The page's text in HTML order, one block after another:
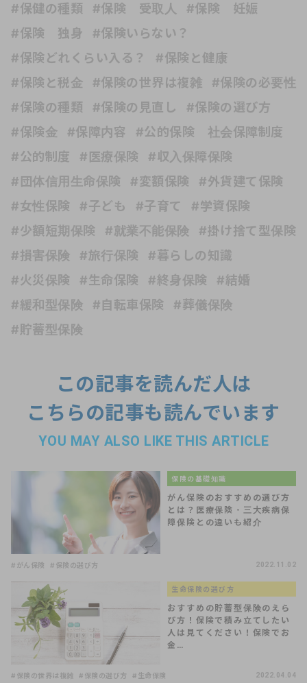
#保健の種類
#保険 受取人
#保険 妊娠
#保険 独身
#保険いらない？
#保険どれくらい入る？
#保険と健康
#保険と税金
#保険の世界は複雑
#保険の必要性
#保険の種類
#保険の見直し
#保険の選び方
#保険金
#保障内容
#公的保険 社会保障制度
#公的制度
#医療保険
#収入保障保険
#団体信用生命保険
#変額保険
#外貨建て保険
#女性保険
#子ども #子育て
#学資保険
#少額短期保険
#就業不能保険
#掛け捨て型保険
#損害保険
#旅行保険
#暮らしの知識
#火災保険
#生命保険 #終身保険
#結婚
#緩和型保険
#自転車保険
#葬儀保険
#貯蓄型保険
この記事を読んだ人は
こちらの記事も読んでいます
YOU MAY ALSO LIKE THIS ARTICLE
保険の基礎知識
がん保険のおすすめの選び方
とは？医療保険・三大疾病保
障保険との違いも紹介
#がん保険 #保険の選び方 2022.11.02
生命保険の選び方
おすすめの貯蓄型保険のえら
び方！保険で積み立てしたい
人は見てください！保険でお
金…
#保険の世界は複雑 #保険の選び方 #生命保険 2022.04.04